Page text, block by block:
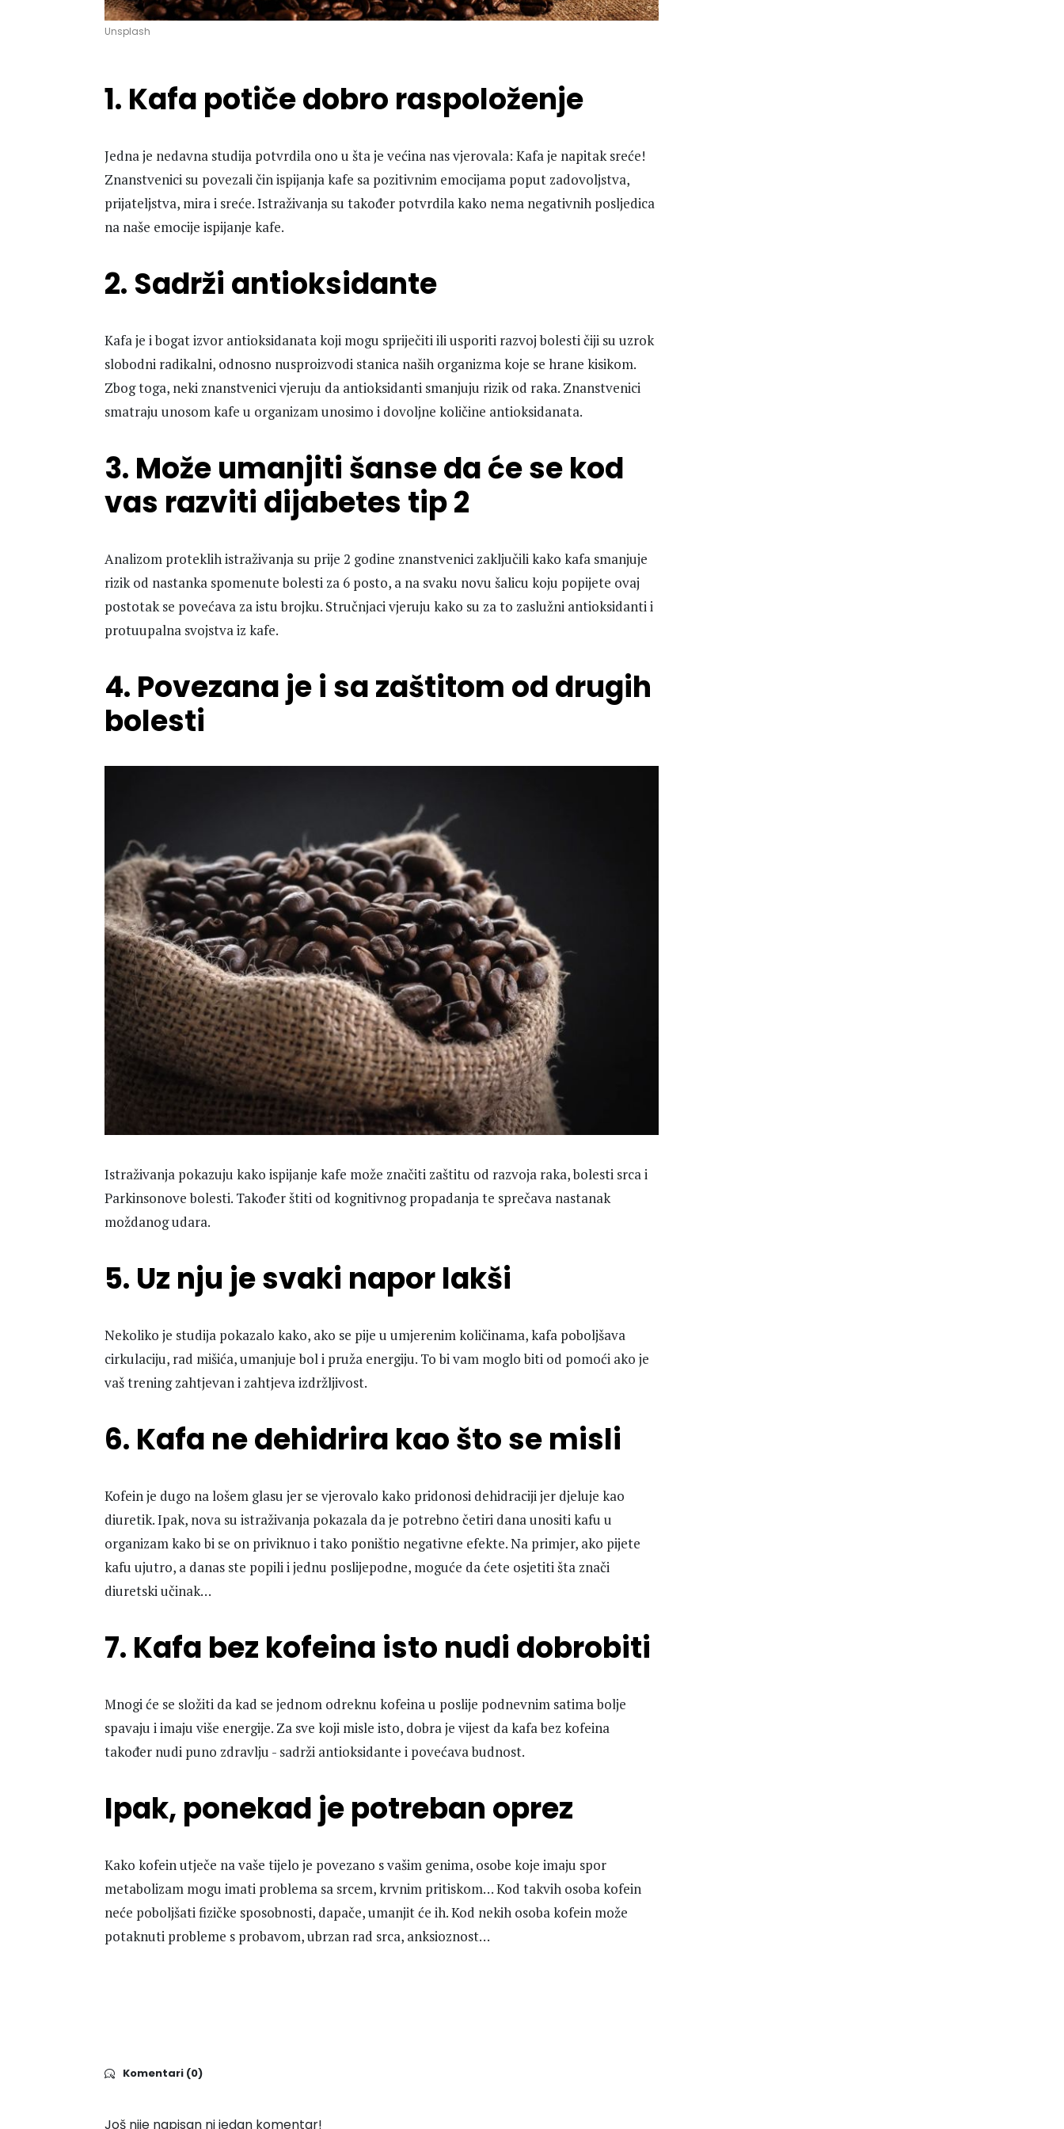
Unsplash
1. Kafa potiče dobro raspoloženje
Jedna je nedavna studija potvrdila ono u šta je većina nas vjerovala: Kafa je napitak sreće!
Znanstvenici su povezali čin ispijanja kafe sa pozitivnim emocijama poput zadovoljstva,
prijateljstva, mira i sreće. Istraživanja su također potvrdila kako nema negativnih posljedica
na naše emocije ispijanje kafe.
2. Sadrži antioksidante
Kafa je i bogat izvor antioksidanata koji mogu spriječiti ili usporiti razvoj bolesti čiji su uzrok
slobodni radikalni, odnosno nusproizvodi stanica naših organizma koje se hrane kisikom.
Zbog toga, neki znanstvenici vjeruju da antioksidanti smanjuju rizik od raka. Znanstvenici
smatraju unosom kafe u organizam unosimo i dovoljne količine antioksidanata.
3. Može umanjiti šanse da će se kod
vas razviti dijabetes tip 2
Analizom proteklih istraživanja su prije 2 godine znanstvenici zaključili kako kafa smanjuje
rizik od nastanka spomenute bolesti za 6 posto, a na svaku novu šalicu koju popijete ovaj
postotak se povećava za istu brojku. Stručnjaci vjeruju kako su za to zaslužni antioksidanti i
protuupalna svojstva iz kafe.
4. Povezana je i sa zaštitom od drugih
bolesti
Istraživanja pokazuju kako ispijanje kafe može značiti zaštitu od razvoja raka, bolesti srca i
Parkinsonove bolesti. Također štiti od kognitivnog propadanja te sprečava nastanak
moždanog udara.
5. Uz nju je svaki napor lakši
Nekoliko je studija pokazalo kako, ako se pije u umjerenim količinama, kafa poboljšava
cirkulaciju, rad mišića, umanjuje bol i pruža energiju. To bi vam moglo biti od pomoći ako je
vaš trening zahtjevan i zahtjeva izdržljivost.
6. Kafa ne dehidrira kao što se misli
Kofein je dugo na lošem glasu jer se vjerovalo kako pridonosi dehidraciji jer djeluje kao
diuretik. Ipak, nova su istraživanja pokazala da je potrebno četiri dana unositi kafu u
organizam kako bi se on priviknuo i tako poništio negativne efekte. Na primjer, ako pijete
kafu ujutro, a danas ste popili i jednu poslijepodne, moguće da ćete osjetiti šta znači
diuretski učinak…
7. Kafa bez kofeina isto nudi dobrobiti
Mnogi će se složiti da kad se jednom odreknu kofeina u poslije podnevnim satima bolje
spavaju i imaju više energije. Za sve koji misle isto, dobra je vijest da kafa bez kofeina
također nudi puno zdravlju - sadrži antioksidante i povećava budnost.
Ipak, ponekad je potreban oprez
Kako kofein utječe na vaše tijelo je povezano s vašim genima, osobe koje imaju spor
metabolizam mogu imati problema sa srcem, krvnim pritiskom… Kod takvih osoba kofein
neće poboljšati fizičke sposobnosti, dapače, umanjit će ih. Kod nekih osoba kofein može
potaknuti probleme s probavom, ubrzan rad srca, anksioznost…
Komentari (0)
Još nije napisan ni jedan komentar!